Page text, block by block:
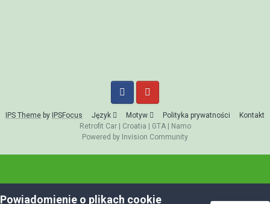
IPS Theme by IPSFocus Język Motyw Polityka prywatności
Kontakt
Retrofit Car| Croatia GTA|
Namo
Powered by Invision Community
Powiadomienie o plikach cookie